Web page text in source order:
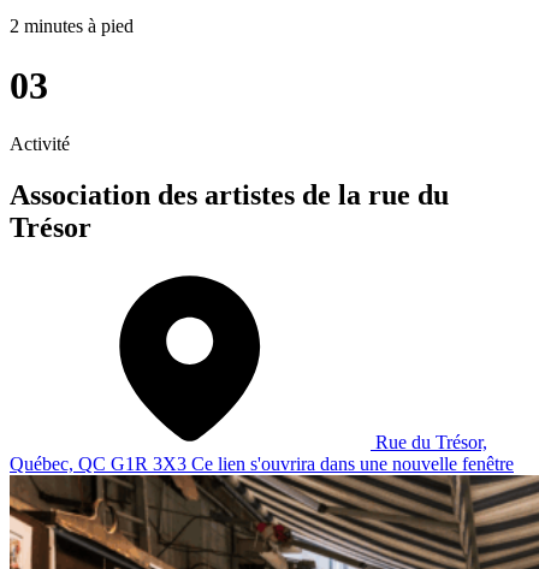
2 minutes à pied
03
Activité
Association des artistes de la rue du
Trésor
Rue du Trésor,
Québec, QC G1R 3X3 Ce lien s'ouvrira dans une nouvelle fenêtre